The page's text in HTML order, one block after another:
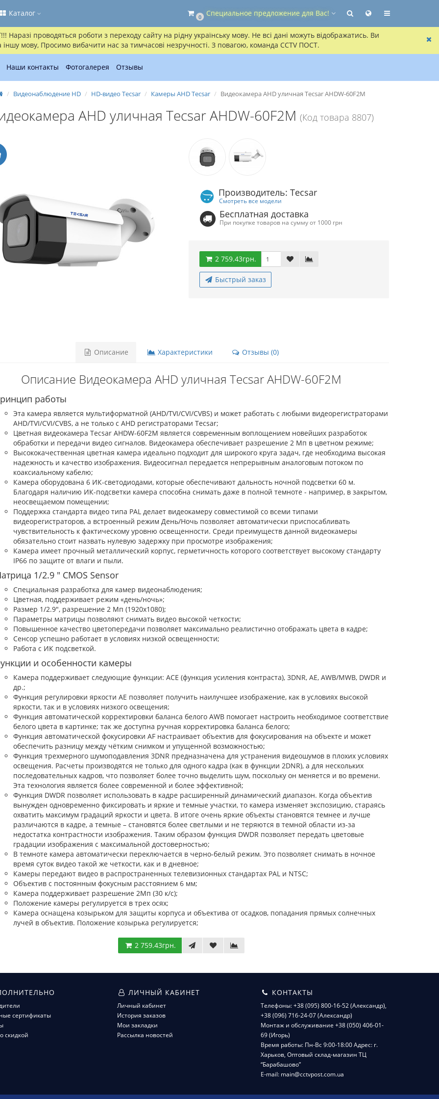
проводяться роботи з переходу сайту на рідну українську мову. Не всі дані можуть відображатись. Ви
мову, Просимо вибачити нас за тимчасові незручності. З повагою, команда CCTV ПОСТ.
Каталог 0 Специальное предложение для Вас!
Наши контакты Фотогалерея Отзывы
Видеонаблюдение HD HD-видео Tecsar Камеры AHD Tecsar Видеокамера AHD уличная Tecsar AHDW-60F2M
AHD уличная Tecsar AHDW-60F2M (Код товара 8807)
Производитель: Tecsar
Смотреть все модели
Бесплатная доставка
При покупке товаров на сумму от 1000 грн
2 759.43грн.
Быстрый заказ
Описание Характеристики Отзывы (0)
Описание Видеокамера AHD уличная Tecsar AHDW-60F2M
работы
Эта камера является мультиформатной (AHD/TVI/CVI/CVBS) и может работать с любыми видеорегистраторами
AHD/TVI/CVI/CVBS, а не только с AHD регистраторами Tecsar;
Цветная видеокамера Tecsar AHDW-60F2M является современным воплощением новейших разработок
обработки и передачи видео сигналов. Видеокамера обеспечивает разрешение 2 Мп в цветном режиме;
Высококачественная цветная камера идеально подходит для широкого круга задач, где необходима высокая
надежность и качество изображения. Видеосигнал передается непрерывным аналоговым потоком по
коаксиальному кабелю;
Камера оборудована 6 ИК-светодиодами, которые обеспечивают дальность ночной подсветки 60 м.
Благодаря наличию ИК-подсветки камера способна снимать даже в полной темноте - например, в закрытом,
неосвещаемом помещении;
Поддержка стандарта видео типа PAL делает видеокамеру совместимой со всеми типами
видеорегистраторов, а встроенный режим День/Ночь позволяет автоматически приспосабливать
чувствительность к фактическому уровню освещенности. Среди преимуществ данной видеокамеры
обязательно стоит назвать нулевую задержку при просмотре изображения;
Камера имеет прочный металлический корпус, герметичность которого соответствует высокому стандарту
IP66 по защите от влаги и пыли.
1/2.9 " CMOS Sensor
Специальная разработка для камер видеонаблюдения;
Цветная, поддерживает режим «день/ночь»;
Размер 1/2.9", разрешение 2 Мп (1920x1080);
Параметры матрицы позволяют снимать видео высокой четкости;
Повышенное качество цветопередачи позволяет максимально реалистично отображать цвета в кадре;
Сенсор успешно работает в условиях низкой освещенности;
Работа с ИК подсветкой.
и особенности камеры
Камера поддерживает следующие функции: ACE (функция усиления контраста), 3DNR, AE, AWB/MWB, DWDR и
др.;
Функция регулировки яркости AE позволяет получить наилучшее изображение, как в условиях высокой
яркости, так и в условиях низкого освещения;
Функция автоматической корректировки баланса белого AWB помогает настроить необходимое соответствие
белого цвета в картинке; так же доступна ручная корректировка баланса белого;
Функция автоматической фокусировки AF настраивает объектив для фокусирования на объекте и может
обеспечить разницу между чётким снимком и упущенной возможностью;
Функция трехмерного шумоподавления 3DNR предназначена для устранения видеошумов в плохих условиях
освещения. Расчеты производятся не только для одного кадра (как в функции 2DNR), а для нескольких
последовательных кадров, что позволяет более точно выделить шум, поскольку он меняется и во времени.
Эта технология является более современной и более эффективной;
Функция DWDR позволяет использовать в кадре расширенный динамический диапазон. Когда объектив
вынужден одновременно фиксировать и яркие и темные участки, то камера изменяет экспозицию, стараясь
охватить максимум градаций яркости и цвета. В итоге очень яркие объекты становятся темнее и лучше
различаются в кадре, а темные – становятся более светлыми и не теряются в темной области из-за
недостатка контрастности изображения. Таким образом функция DWDR позволяет передать цветовые
градации изображения с максимальной достоверностью;
В темноте камера автоматически переключается в черно-белый режим. Это позволяет снимать в ночное
время суток видео такой же четкости, как и в дневное;
Камеры передают видео в распространенных телевизионных стандартах PAL и NTSC;
Объектив с постоянным фокусным расстоянием 6 мм;
Камера поддерживает разрешение 2Мп (30 к/с);
Положение камеры регулируется в трех осях;
Камера оснащена козырьком для защиты корпуса и объектива от осадков, попадания прямых солнечных
лучей в объектив. Положение козырька регулируется;
2 759.43грн.
сертификаты
скидкой
ЛИЧНЫЙ КАБИНЕТ
Личный кабинет
История заказов
Мои закладки
Рассылка новостей
КОНТАКТЫ
Телефоны: +38 (095) 800-16-52 (Александр),
+38 (096) 716-24-07 (Александр)
Монтаж и обслуживание +38 (050) 406-01-
69 (Игорь)
Время работы: Пн-Вс 9:00-18:00 Адрес: г.
Харьков, Оптовый склад-магазин ТЦ
“Барабашово”
E-mail: main@cctvpost.com.ua